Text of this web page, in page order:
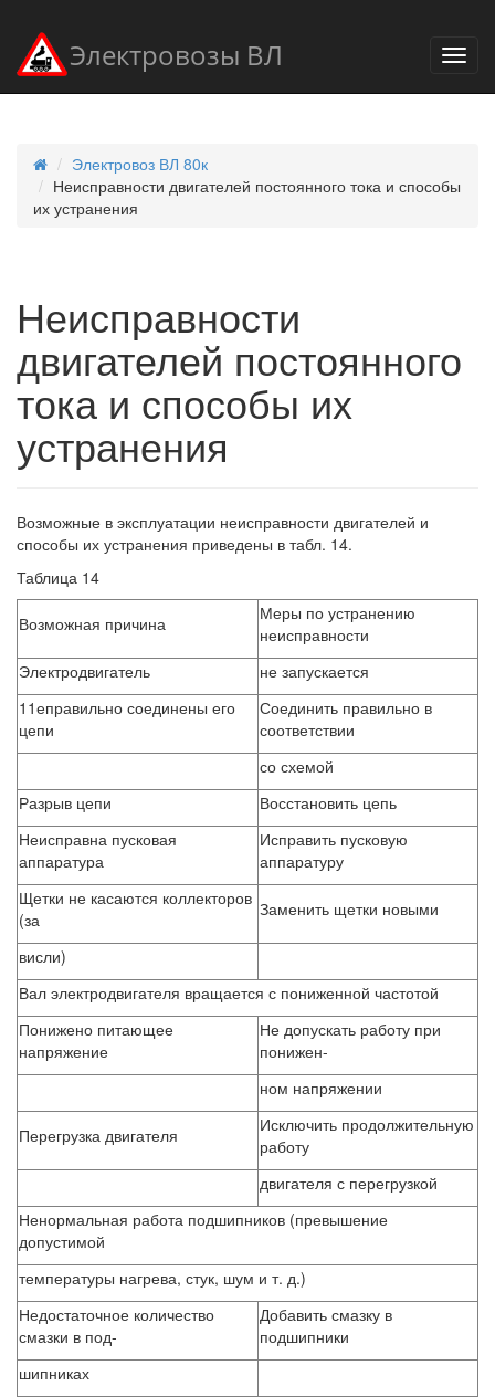
Электровозы ВЛ
Электровоз ВЛ 80к
Неисправности двигателей постоянного тока и способы
их устранения
Неисправности
двигателей постоянного
тока и способы их
устранения
Возможные в эксплуатации неисправности двигателей и
способы их устранения приведены в табл. 14.
Таблица 14
Возможная причина
Меры по устранению
неисправности
Электродвигатель
не запускается
11еправильно соединены его
цепи
Соединить правильно в
соответствии
со схемой
Разрыв цепи
Восстановить цепь
Неисправна пусковая
аппаратура
Исправить пусковую
аппаратуру
Щетки не касаются коллекторов
(за
Заменить щетки новыми
висли)
Вал электродвигателя вращается с пониженной частотой
Понижено питающее
напряжение
Не допускать работу при
понижен-
ном напряжении
Перегрузка двигателя
Исключить продолжительную
работу
двигателя с перегрузкой
Ненормальная работа подшипников (превышение
допустимой
температуры нагрева, стук, шум и т. д.)
Недостаточное количество
смазки в под-
Добавить смазку в
подшипники
шипниках